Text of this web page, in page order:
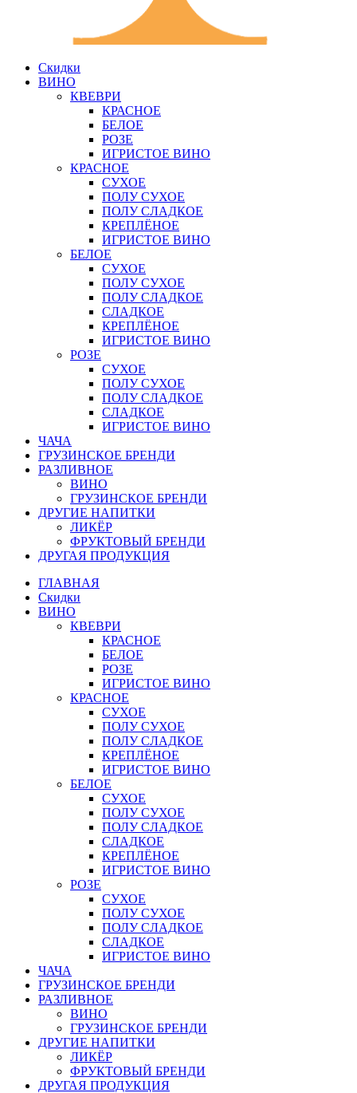
Скидки
ВИНО
КВЕВРИ
КРАСНОЕ
БЕЛОЕ
РОЗЕ
ИГРИСТОЕ ВИНО
КРАСНОЕ
СУХОЕ
ПОЛУ СУХОЕ
ПОЛУ СЛАДКОЕ
КРЕПЛЁНОЕ
ИГРИСТОЕ ВИНО
БЕЛОЕ
СУХОЕ
ПОЛУ СУХОЕ
ПОЛУ СЛАДКОЕ
СЛАДКОЕ
КРЕПЛЁНОЕ
ИГРИСТОЕ ВИНО
РОЗЕ
СУХОЕ
ПОЛУ СУХОЕ
ПОЛУ СЛАДКОЕ
СЛАДКОЕ
ИГРИСТОЕ ВИНО
ЧАЧА
ГРУЗИНСКОЕ БРЕНДИ
РАЗЛИВНОЕ
ВИНО
ГРУЗИНСКОЕ БРЕНДИ
ДРУГИЕ НАПИТКИ
ЛИКЁР
ФРУКТОВЫЙ БРЕНДИ
ДРУГАЯ ПРОДУКЦИЯ
ГЛАВНАЯ
Скидки
ВИНО
КВЕВРИ
КРАСНОЕ
БЕЛОЕ
РОЗЕ
ИГРИСТОЕ ВИНО
КРАСНОЕ
СУХОЕ
ПОЛУ СУХОЕ
ПОЛУ СЛАДКОЕ
КРЕПЛЁНОЕ
ИГРИСТОЕ ВИНО
БЕЛОЕ
СУХОЕ
ПОЛУ СУХОЕ
ПОЛУ СЛАДКОЕ
СЛАДКОЕ
КРЕПЛЁНОЕ
ИГРИСТОЕ ВИНО
РОЗЕ
СУХОЕ
ПОЛУ СУХОЕ
ПОЛУ СЛАДКОЕ
СЛАДКОЕ
ИГРИСТОЕ ВИНО
ЧАЧА
ГРУЗИНСКОЕ БРЕНДИ
РАЗЛИВНОЕ
ВИНО
ГРУЗИНСКОЕ БРЕНДИ
ДРУГИЕ НАПИТКИ
ЛИКЁР
ФРУКТОВЫЙ БРЕНДИ
ДРУГАЯ ПРОДУКЦИЯ